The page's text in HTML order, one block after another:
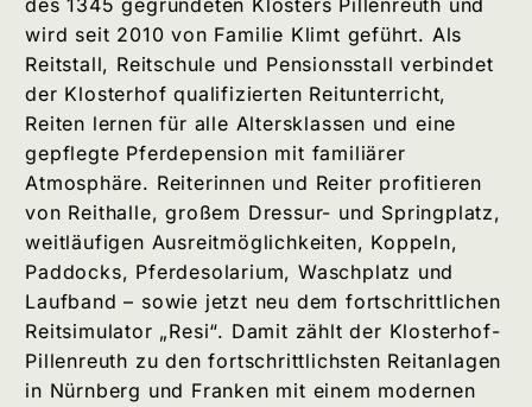
des 1345 gegründeten Klosters Pillenreuth und
wird seit 2010 von Familie Klimt geführt. Als
Reitstall, Reitschule und Pensionsstall verbindet
der Klosterhof qualifizierten Reitunterricht,
Reiten lernen für alle Altersklassen und eine
gepflegte Pferdepension mit familiärer
Atmosphäre. Reiterinnen und Reiter profitieren
von Reithalle, großem Dressur- und Springplatz,
weitläufigen Ausreitmöglichkeiten, Koppeln,
Paddocks, Pferdesolarium, Waschplatz und
Laufband – sowie jetzt neu dem fortschrittlichen
Reitsimulator „Resi“. Damit zählt der Klosterhof-
Pillenreuth zu den fortschrittlichsten Reitanlagen
in Nürnberg und Franken mit einem modernen